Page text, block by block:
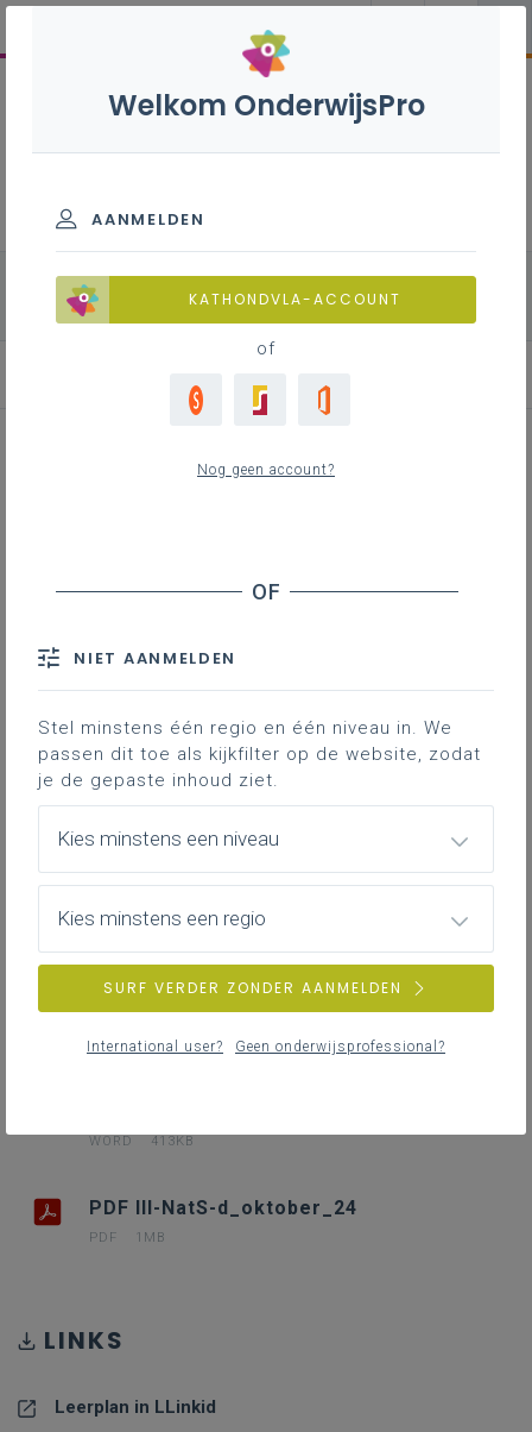
alle onderdelen Biologie
Chemie
Fysica
Downloads
Hieronder vind je de definitieve en
volledig afgewerkte versie van het
leerplan in Word; enkel deze versie
is geldig voor de volledige 3de
DOWNLOADS
WORD 413KB
PDF III-NatS-d_oktober_24
PDF 1MB
LINKS
Leerplan in LLinkid
Welkom OnderwijsPro
AANMELDEN
KATHONDVLA-ACCOUNT
of
Nog geen account?
NIET AANMELDEN
Stel minstens één regio en één niveau in. We
passen dit toe als kijkfilter op de website, zodat
je de gepaste inhoud ziet.
Kies minstens een niveau
Kies minstens een regio
SURF VERDER ZONDER AANMELDEN
International user? Geen onderwijsprofessional?